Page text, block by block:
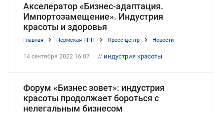
Акселератор «Бизнес-адаптация.
Импортозамещение». Индустрия
красоты и здоровья
Главная Пермская ТПП Пресс-центр Новости
14 сентября 2022 16:07 // индустрия красоты
Форум «Бизнес зовет»: индустрия
красоты продолжает бороться с
нелегальным бизнесом